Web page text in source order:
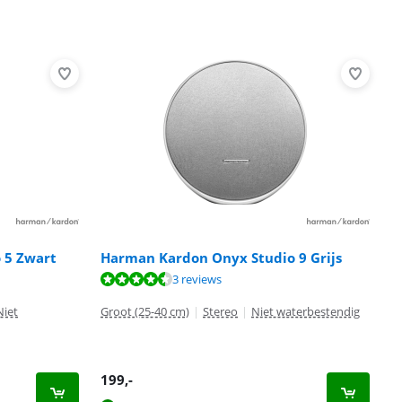
5 Zwart Harman Kardon Onyx Studio 9 Grijs
3 reviews
Groot (25-40 cm) | Stereo | Niet waterbestendig
199,-